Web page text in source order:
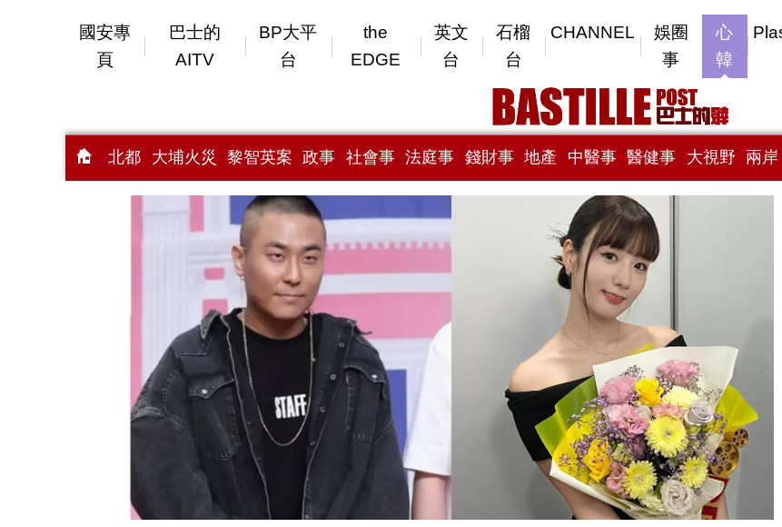
國安專
頁
巴士的
AITV
BP大平
台
the
EDGE
英文
台
石榴
台
CHANNEL
娛圈
事
心
韓
北都 大埔火災 黎智英案 政事 社會事 法庭事 錢財事 地產 中醫事 醫健事 大視野 兩岸